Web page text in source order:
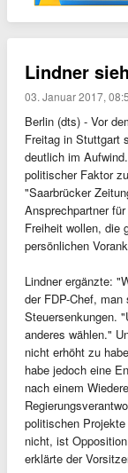
Lindner
03. Januar 2017,
Berlin (dts) - Vor
Freitag in Stuttgart
deutlich im
politischer Faktor
"Saarbrücker
Ansprechpartner
Freiheit wollen, die
persönlichen
Lindner ergänzte:
der FDP-Chef,
Steuersenkungen.
anderes wählen."
nicht erhöht zu
habe jedoch eine
nach einem
politischen
nicht, ist
erklärte der